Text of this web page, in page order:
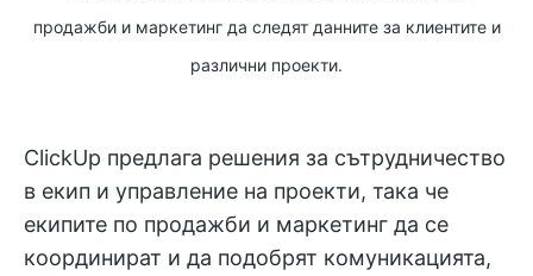
продажби и маркетинг да следят данните за клиентите и
различни проекти.
ClickUp предлага решения за сътрудничество
в екип и управление на проекти, така че
екипите по продажби и маркетинг да се
координират и да подобрят комуникацията,